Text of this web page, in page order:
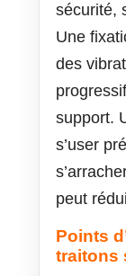
sécurité,
Une
des
support.
s’user
peut
Points
traitons